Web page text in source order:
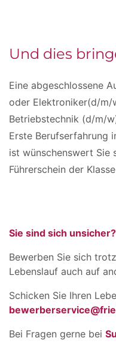
Und dies
Eine abgeschlossene
oder Elektroniker(d/m/
Betriebstechnik (d/m/
Erste Berufserfahrung
ist wünschenswert Sie
Führerschein der
Sie sind sich unsicher?
Bewerben Sie sich
Lebenslauf auch auf
Schicken Sie Ihren
Bei Fragen gerne bei